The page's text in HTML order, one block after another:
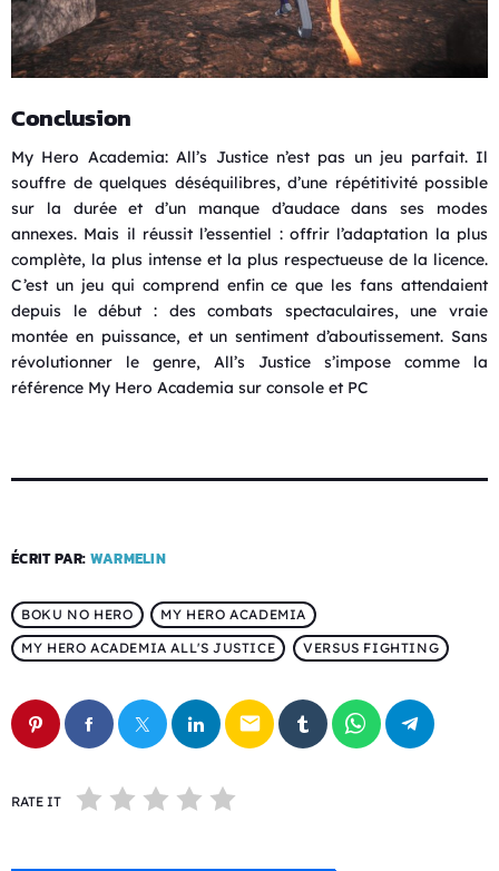
Conclusion
My Hero Academia: All’s Justice n’est pas un jeu parfait. Il
souffre de quelques déséquilibres, d’une répétitivité possible
sur la durée et d’un manque d’audace dans ses modes
annexes. Mais il réussit l’essentiel : offrir l’adaptation la plus
complète, la plus intense et la plus respectueuse de la licence.
C’est un jeu qui comprend enfin ce que les fans attendaient
depuis le début : des combats spectaculaires, une vraie
montée en puissance, et un sentiment d’aboutissement. Sans
révolutionner le genre, All’s Justice s’impose comme la
référence My Hero Academia sur console et PC
ÉCRIT PAR: WARMELIN
BOKU NO HERO
MY HERO ACADEMIA
MY HERO ACADEMIA ALL'S JUSTICE
VERSUS FIGHTING
email
RATE IT